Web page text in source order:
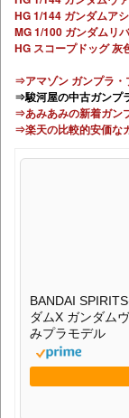
HG 1/144 ガンダムア
MG 1/100 ガンダムリ
HG スコープドッグ 灰
⇒アマゾン ガンプラ・
⇒駿河屋の中古ガンプ
⇒あみあみの新着ガン
⇒楽天の比較的安価な
BANDAI
ダムX ガンダム
みプラモデル